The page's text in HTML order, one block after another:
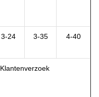
3-24 3-35 4-40
Klantenverzoek